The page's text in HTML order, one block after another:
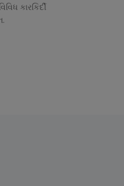
કારકિર્દી